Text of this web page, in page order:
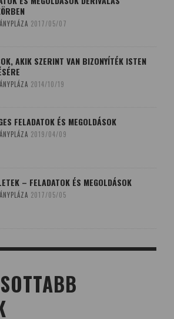
2017/05/07
AKIK SZERINT VAN BIZONYÍTÉK ISTEN
2014/10/19
FELADATOK ÉS MEGOLDÁSOK
2019/04/09
– FELADATOK ÉS MEGOLDÁSOK
2017/05/05